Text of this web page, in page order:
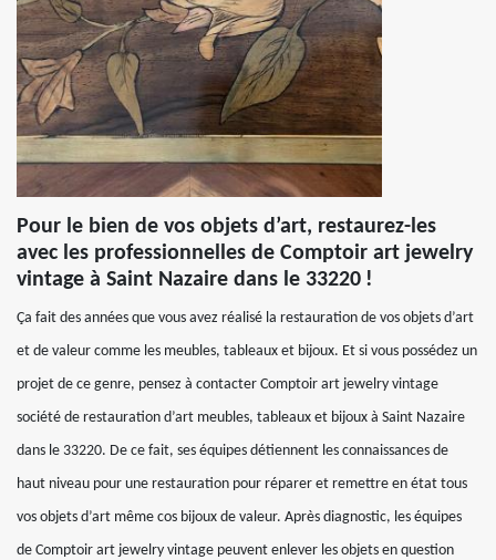
Pour le bien de vos objets d’art, restaurez-les
avec les professionnelles de Comptoir art jewelry
vintage à Saint Nazaire dans le 33220 !
Ça fait des années que vous avez réalisé la restauration de vos objets d’art
et de valeur comme les meubles, tableaux et bijoux. Et si vous possédez un
projet de ce genre, pensez à contacter Comptoir art jewelry vintage
société de restauration d’art meubles, tableaux et bijoux à Saint Nazaire
dans le 33220. De ce fait, ses équipes détiennent les connaissances de
haut niveau pour une restauration pour réparer et remettre en état tous
vos objets d’art même cos bijoux de valeur. Après diagnostic, les équipes
de Comptoir art jewelry vintage peuvent enlever les objets en question